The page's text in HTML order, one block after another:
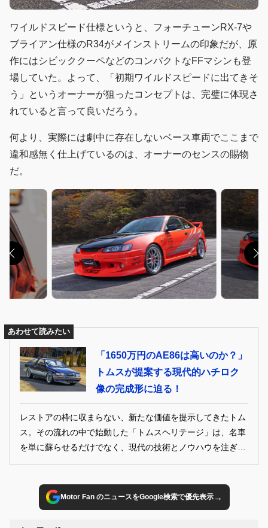
ワイルドスピード仕様というと、フォーチューンRX-7や
ブライアン仕様のR34がメインストリームの印象だが、原
作にはシビッククーペなどのコンパクトなFFマシンも登
場していた。よって、「初期ワイルドスピードに出てきそ
う」というオーナーが狙ったコンセプトは、完璧に体現さ
れていると言って良いだろう。
何より、実際には劇中に存在しないベース車両でここまで
違和感無く仕上げているのは、オーナーのセンスの賜物
だ。
あわせて読みたい
「1650万円のAE86は高いのか？」
トムスが提案する現代的ハチロク
像の完成形に迫る！
レストアの枠に収まらない、新たな価値を提示してきたトム
ス。その流れの中で始動した「トムスヘリテージ」は、名車
を単に蘇らせるだけでなく、現代の技術とノウハウを注ぎ込
上の完成度と現代基準のパフォーマンスを兼ね備えた一台に
仕上げられている。
Motor Fan のニュースをGoogle検索で優先表示→